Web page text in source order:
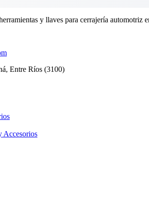
y llaves para cerrajería
Entre Ríos (3100)
Accesorios